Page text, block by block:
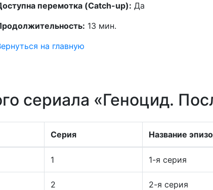
перемотка (Catch-up): Да
13 мин.
на главную
сериала «Геноцид.
Серия Название
1 1-я серия
2 2-я серия